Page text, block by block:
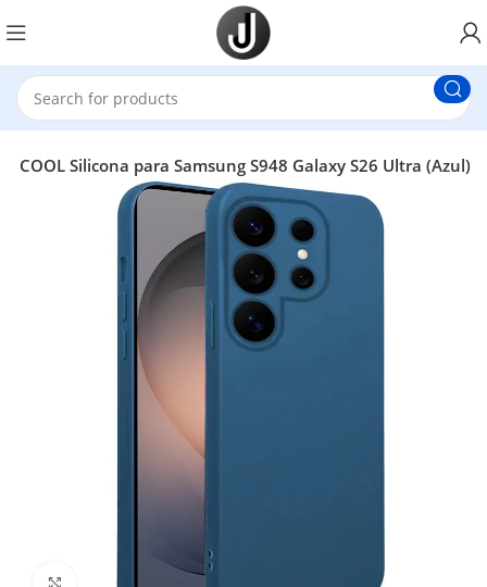
COOL Silicona para Samsung S948 Galaxy S26 Ultra (Azul)